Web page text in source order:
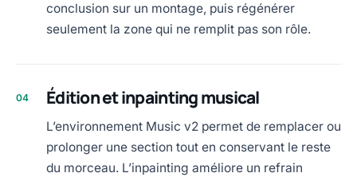
conclusion sur un montage, puis régénérer
seulement la zone qui ne remplit pas son rôle.
04 Édition et inpainting musical
L’environnement Music v2 permet de remplacer ou
prolonger une section tout en conservant le reste
du morceau. L’inpainting améliore un refrain